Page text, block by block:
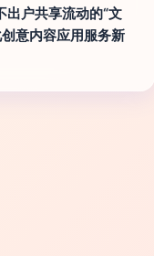
出户共享流动的“文
意内容应用服务新